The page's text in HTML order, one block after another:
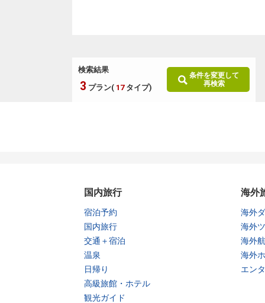
検索結果
3 プラン( 17 タイプ)
条件を変更して
再検索
国内旅行
宿泊予約
国内旅行
交通＋宿泊
温泉
日帰り
高級旅館・ホテル
観光ガイド
海外
海外
海外
海外
海外
エン